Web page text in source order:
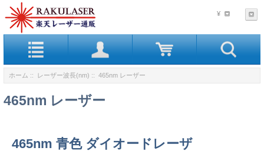
¥
ホーム :: レーザー波長(nm) :: 465nm レーザー
465nm レーザー
465nm 青色 ダイオードレーザ